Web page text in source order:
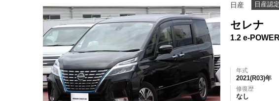
日産 日産認
セレナ
1.2 e-
年式
2021(R03)年
修復歴
なし